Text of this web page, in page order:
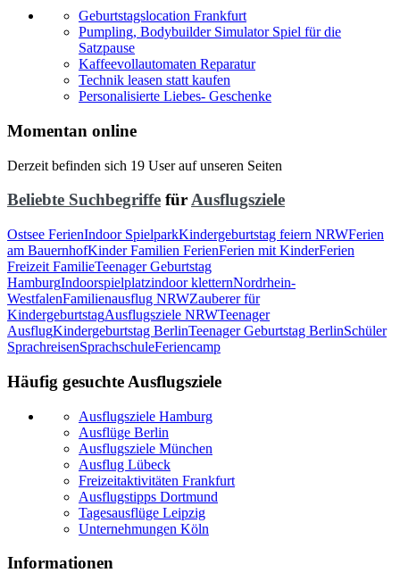
Geburtstagslocation Frankfurt
Pumpling, Bodybuilder Simulator Spiel für die
Satzpause
Kaffeevollautomaten Reparatur
Technik leasen statt kaufen
Personalisierte Liebes- Geschenke
Momentan online
Derzeit befinden sich 19 User auf unseren Seiten
Beliebte Suchbegriffe fürAusflugsziele
Ostsee FerienIndoor SpielparkKindergeburtstag feiern NRWFerien
am BauernhofKinder Familien FerienFerien mit KinderFerien
Freizeit FamilieTeenager Geburtstag
HamburgIndoorspielplatzindoor kletternNordrhein-
WestfalenFamilienausflug NRWZauberer für
KindergeburtstagAusflugsziele NRWTeenager
AusflugKindergeburtstag BerlinTeenager Geburtstag BerlinSchüler
SprachreisenSprachschuleFeriencamp
Häufig gesuchte Ausflugsziele
Ausflugsziele Hamburg
Ausflüge Berlin
Ausflugsziele München
Ausflug Lübeck
Freizeitaktivitäten Frankfurt
Ausflugstipps Dortmund
Tagesausflüge Leipzig
Unternehmungen Köln
Informationen